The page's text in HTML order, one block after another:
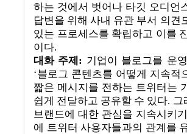
하는 것에서 벗어나 타깃 오디언
답변을 위해 사내 유관 부서 의견
있는 프로세스를 확립하고 이를
이다.
대화 주제 : 기업이 블로그를 운
‘블로그 콘텐츠를 어떻게 지속적
짧은 메시지를 전하는 트위터는
쉽게 전달하고 공유할 수 있다. 그
브랜드에 대한 관심을 지속시키
에 트위터 사용자들과의 관계를